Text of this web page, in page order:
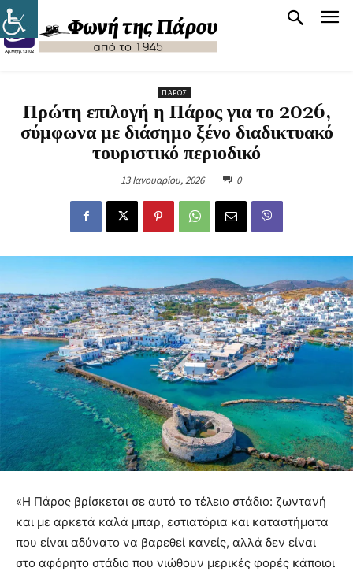
ΠΆΡΟΣ
Πρώτη επιλογή η Πάρος για το 2026,
σύμφωνα με διάσημο ξένο διαδικτυακό
τουριστικό περιοδικό
13 Ιανουαρίου, 2026 0
«Η Πάρος βρίσκεται σε αυτό το τέλειο στάδιο: ζωντανή
και με αρκετά καλά μπαρ, εστιατόρια και καταστήματα
που είναι αδύνατο να βαρεθεί κανείς, αλλά δεν είναι
στο αφόρητο στάδιο που νιώθουν μερικές φορές κάποιοι